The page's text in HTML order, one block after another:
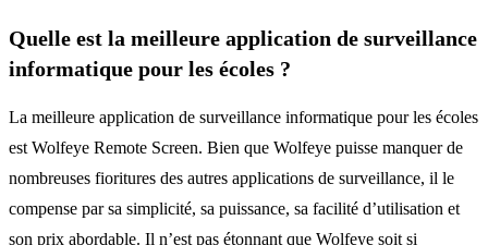
Quelle est la meilleure application de surveillance
informatique pour les écoles ?
La meilleure application de surveillance informatique pour les écoles
est Wolfeye Remote Screen. Bien que Wolfeye puisse manquer de
nombreuses fioritures des autres applications de surveillance, il le
compense par sa simplicité, sa puissance, sa facilité d’utilisation et
son prix abordable. Il n’est pas étonnant que Wolfeye soit si